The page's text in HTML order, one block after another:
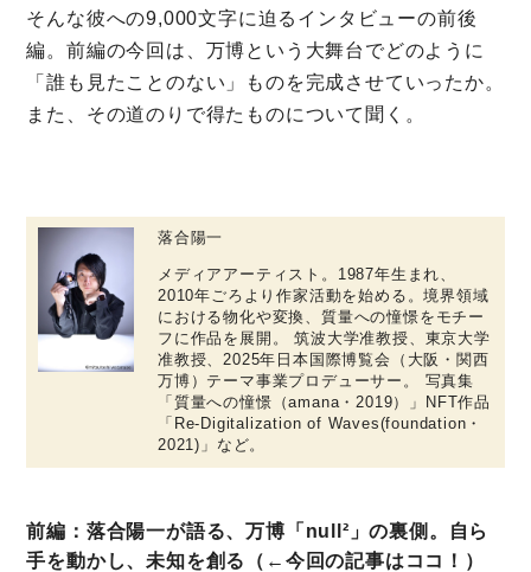
ミモザレポート
ミモマガエッセイ
根ほり花ほり10アンケート
利用規約
プライバシーポリシー
そんな彼への9,000文字に迫るインタビューの前後
編。前編の今回は、万博という大舞台でどのように
「誰も見たことのない」ものを完成させていったか。
また、その道のりで得たものについて聞く。
落合陽一
メディアアーティスト。1987年生まれ、
2010年ごろより作家活動を始める。境界領域
における物化や変換、質量への憧憬をモチー
フに作品を展開。 筑波大学准教授、東京大学
准教授、2025年日本国際博覧会（大阪・関西
万博）テーマ事業プロデューサー。 写真集
「質量への憧憬（amana・2019）」NFT作品
「Re-Digitalization of Waves(foundation・
2021)」など。
前編：落合陽一が語る、万博「null²」の裏側。自ら
手を動かし、未知を創る（←今回の記事はココ！）